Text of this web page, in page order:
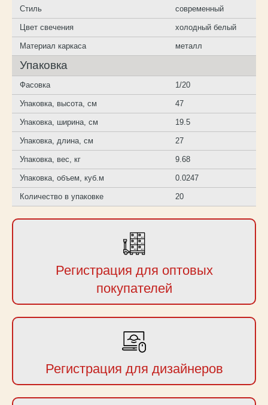
Стиль современный
Цвет свечения холодный белый
Материал каркаса металл
Упаковка
Фасовка 1/20
Упаковка, высота, см 47
Упаковка, ширина, см 19.5
Упаковка, длина, см 27
Упаковка, вес, кг 9.68
Упаковка, объем, куб.м 0.0247
Количество в упаковке 20
Регистрация для оптовых
покупателей
Регистрация для дизайнеров